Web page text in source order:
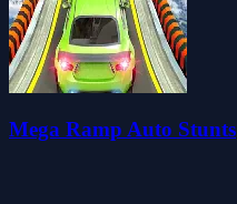
Mega Ramp Auto Stunts